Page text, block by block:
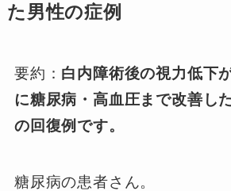
た男性の症例
要約： 白内障術後の視力低下
に糖尿病・高血圧まで改善し
の回復例です。
糖尿病の患者さん。